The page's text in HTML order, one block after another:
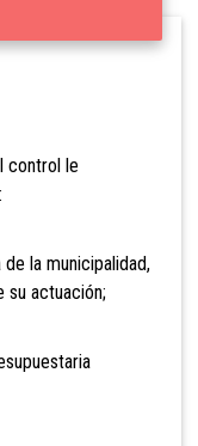
control le
la municipalidad,
su actuación;